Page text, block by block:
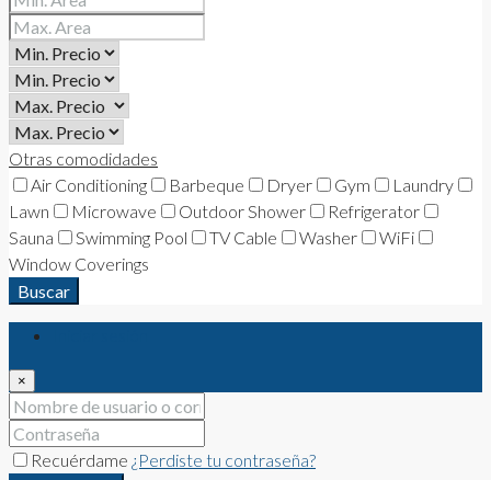
Otras comodidades
Air Conditioning
Barbeque Dryer Gym
Laundry
Lawn
Microwave Outdoor Shower
Refrigerator
Sauna
Swimming Pool TV Cable Washer
WiFi
Window Coverings
Buscar
×
Recuérdame ¿Perdiste tu contraseña?